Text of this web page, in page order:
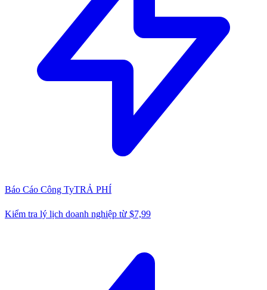
Báo Cáo Công TyTRẢ PHÍ
Kiểm tra lý lịch doanh nghiệp từ $7,99